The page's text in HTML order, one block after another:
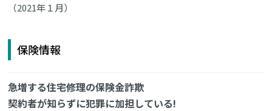
（2021年１月）
保険情報
急増する住宅修理の保険金詐欺
契約者が知らずに犯罪に加担している!